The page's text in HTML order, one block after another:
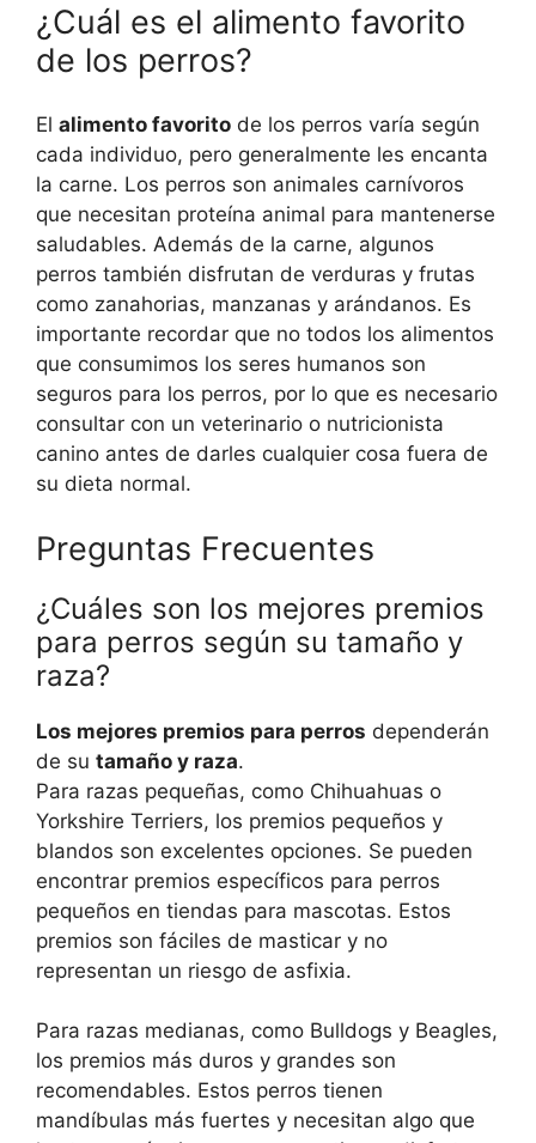
¿Cuál es el alimento favorito
de los perros?
El alimento favorito de los perros varía según
cada individuo, pero generalmente les encanta
la carne. Los perros son animales carnívoros
que necesitan proteína animal para mantenerse
saludables. Además de la carne, algunos
perros también disfrutan de verduras y frutas
como zanahorias, manzanas y arándanos. Es
importante recordar que no todos los alimentos
que consumimos los seres humanos son
seguros para los perros, por lo que es necesario
consultar con un veterinario o nutricionista
canino antes de darles cualquier cosa fuera de
su dieta normal.
Preguntas Frecuentes
¿Cuáles son los mejores premios
para perros según su tamaño y
raza?
Los mejores premios para perros dependerán
de su tamaño y raza.
Para razas pequeñas, como Chihuahuas o
Yorkshire Terriers, los premios pequeños y
blandos son excelentes opciones. Se pueden
encontrar premios específicos para perros
pequeños en tiendas para mascotas. Estos
premios son fáciles de masticar y no
representan un riesgo de asfixia.
Para razas medianas, como Bulldogs y Beagles,
los premios más duros y grandes son
recomendables. Estos perros tienen
mandíbulas más fuertes y necesitan algo que